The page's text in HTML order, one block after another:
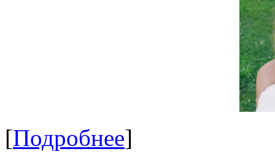
[Подробнее]